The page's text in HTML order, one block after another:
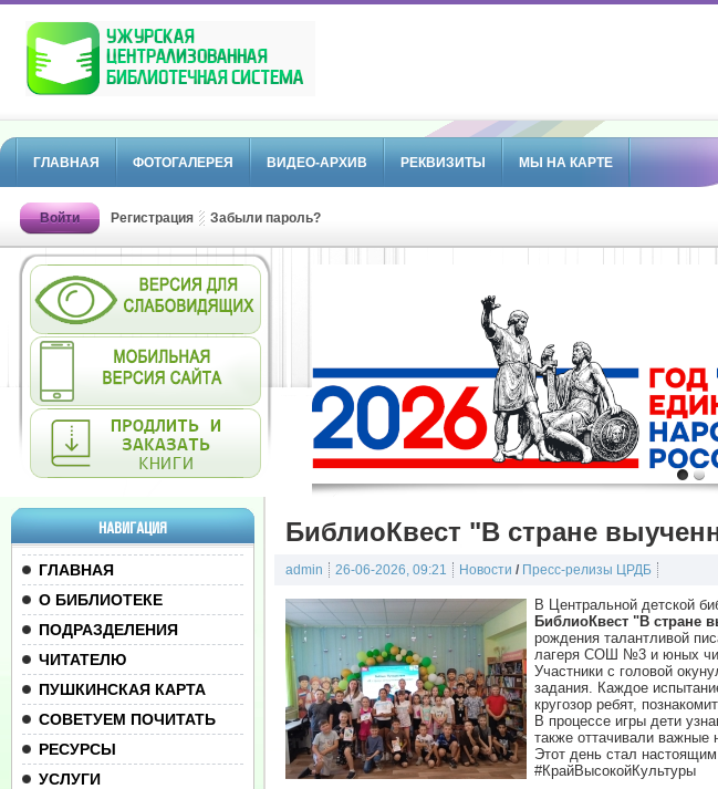
ГЛАВНАЯ ФОТОГАЛЕРЕЯ ВИДЕО-АРХИВ РЕКВИЗИТЫ МЫ НА КАРТЕ
Войти Регистрация Забыли пароль?
НАВИГАЦИЯ
ГЛАВНАЯ
О БИБЛИОТЕКЕ
ПОДРАЗДЕЛЕНИЯ
ЧИТАТЕЛЮ
ПУШКИНСКАЯ КАРТА
СОВЕТУЕМ ПОЧИТАТЬ
РЕСУРСЫ
УСЛУГИ
БиблиоКвест "В стране
admin 26-06-2026, 09:21 Новости / Пресс-релизы ЦРДБ
В Центральной детской
БиблиоКвест "В стране
рождения талантливой
лагеря СОШ №3 и юных
Участники с головой
задания. Каждое
кругозор ребят,
В процессе игры дети
также оттачивали важные
Этот день стал
#КрайВысокойКультуры